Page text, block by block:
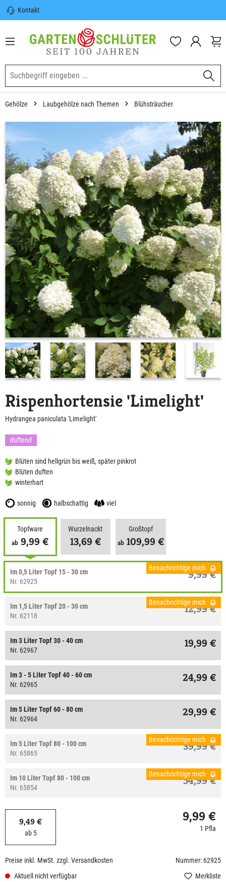
springen
Kontakt
Sicherer Versand | Versandkostenfrei
(DE) ab 100€
Garten-Schlüter Anwachsgarantie
Gehölze Laubgehölze nach Themen Blühsträucher
Rispenhortensie 'Limelight'
Hydrangea paniculata 'Limelight'
duftend
Blüten sind hellgrün bis weiß, später pinkrot
Blüten duften
winterhart
sonnig halbschattig viel
Topfware
ab 9,99 €
Wurzelnackt
13,69 €
Großtopf
ab 109,99 €
Benachrichtige mich
Im 0,5 Liter Topf 15 - 30 cm
Nr. 62925
9,99 €
Benachrichtige mich
Im 1,5 Liter Topf 20 - 30 cm
Nr. 62118
12,99 €
Im 3 Liter Topf 30 - 40 cm
Nr. 62967
19,99 €
Im 3 - 5 Liter Topf 40 - 60 cm
Nr. 62965
24,99 €
Im 5 Liter Topf 60 - 80 cm
Nr. 62964
29,99 €
Benachrichtige mich
Im 5 Liter Topf 80 - 100 cm
Nr. 65865
39,99 €
Benachrichtige mich
Im 10 Liter Topf 80 - 100 cm
Nr. 65854
54,99 €
9,49 €
ab 5
9,99 €
1 Pfla
Preise inkl. MwSt. zzgl. Versandkosten
Nummer: 62925
Aktuell nicht verfügbar
Merkliste